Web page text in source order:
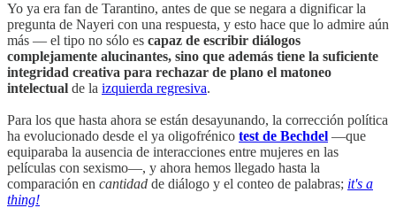
Yo ya era fan de Tarantino, antes de que se negara a dignificar la
pregunta de Nayeri con una respuesta, y esto hace que lo admire aún
más — el tipo no sólo es capaz de escribir diálogos
complejamente alucinantes, sino que además tiene la suficiente
integridad creativa para rechazar de plano el matoneo
intelectual de la izquierda regresiva.
Para los que hasta ahora se están desayunando, la corrección política
ha evolucionado desde el ya oligofrénico test de Bechdel —que
equiparaba la ausencia de interacciones entre mujeres en las
películas con sexismo—, y ahora hemos llegado hasta la
comparación en cantidad de diálogo y el conteo de palabras; it's a
thing!